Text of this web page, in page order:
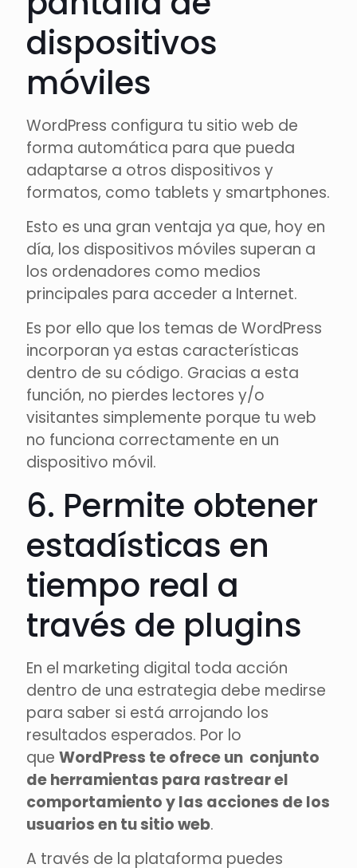
dispositivos
móviles
WordPress configura tu sitio web de
forma automática para que pueda
adaptarse a otros dispositivos y
formatos, como tablets y smartphones.
Esto es una gran ventaja ya que, hoy en
día, los dispositivos móviles superan a
los ordenadores como medios
principales para acceder a Internet.
Es por ello que los temas de WordPress
incorporan ya estas características
dentro de su código. Gracias a esta
función, no pierdes lectores y/o
visitantes simplemente porque tu web
no funciona correctamente en un
dispositivo móvil.
6. Permite obtener
estadísticas en
tiempo real a
través de plugins
En el marketing digital toda acción
dentro de una estrategia debe medirse
para saber si está arrojando los
resultados esperados. Por lo
que WordPress te ofrece un conjunto
de herramientas para rastrear el
comportamiento y las acciones de los
usuarios en tu sitio web.
A través de la plataforma puedes